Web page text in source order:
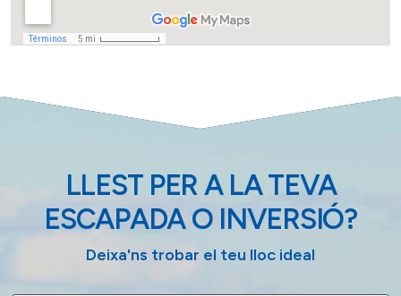
LLEST PER A LA TEVA
ESCAPADA O INVERSIÓ?
Deixa'ns trobar el teu lloc ideal